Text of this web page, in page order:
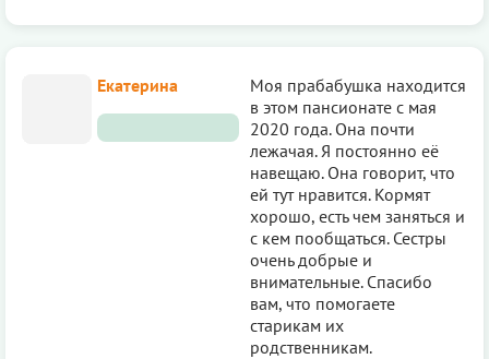
Екатерина
Моя прабабушка находится
в этом пансионате с мая
2020 года. Она почти
лежачая. Я постоянно её
навещаю. Она говорит, что
ей тут нравится. Кормят
хорошо, есть чем заняться и
с кем пообщаться. Сестры
очень добрые и
внимательные. Спасибо
вам, что помогаете
старикам их
родственникам.